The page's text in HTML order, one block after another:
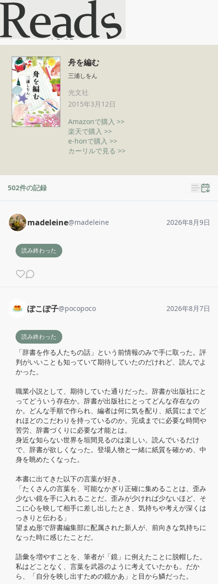
舟を編む
ホーム 舟を編む
舟を編む
三浦しをん
光文社
2015年3月12日
Amazonで購入 >>
楽天で購入 >>
e-honで購入 >>
カーリルで見る >>
502件の記録
madeleine@madeleine 2026年8月9日
読み終わった
ぽこぽ子@pocopoco 2026年8月7日
読み終わった
「辞書を作る人たちの話」という前情報のみで手に取った。評
判がいいことも知っていて期待していたのだけれど、読んでよ
かった。
職業小説として、期待していた通りだった。辞書が出版社にと
ってどういう存在か。辞書が出版社にとってどんな存在なの
か。どんな手順で作られ、編者は何に気を配り、紙質にまでど
れほどのこだわりを持っているのか。完成までに必要な時間や
苦労、辞書づくりに必要な才能とは。
身近な知らない世界を垣間見るのは楽しい。読んでいるだけ
で、辞書が欲しくなった。登場人物と一緒に紙質を確かめ、中
身を眺めたくなった。
本書に出てきた以下の言葉が好き。
「たくさんの言葉を、可能なかぎり正確に集めることは、歪み
少ない鏡を手に入れることだ。歪みが少ければ少ないほど、そ
こに心を映して相手に差し出したとき、気持ちや考えが深くは
っきりと伝わる」
望まぬ形で辞書編集部に配属された新人が、前向きな気持ちに
なった時に感じたことだ。
語彙を増やすことを、筆者が「鏡」に例えたことに脱帽した。
私はどことなく、言葉を武器のように考えていたかも。だか
ら、「自分を映し出すための鏡かあ」と目から鱗だった。